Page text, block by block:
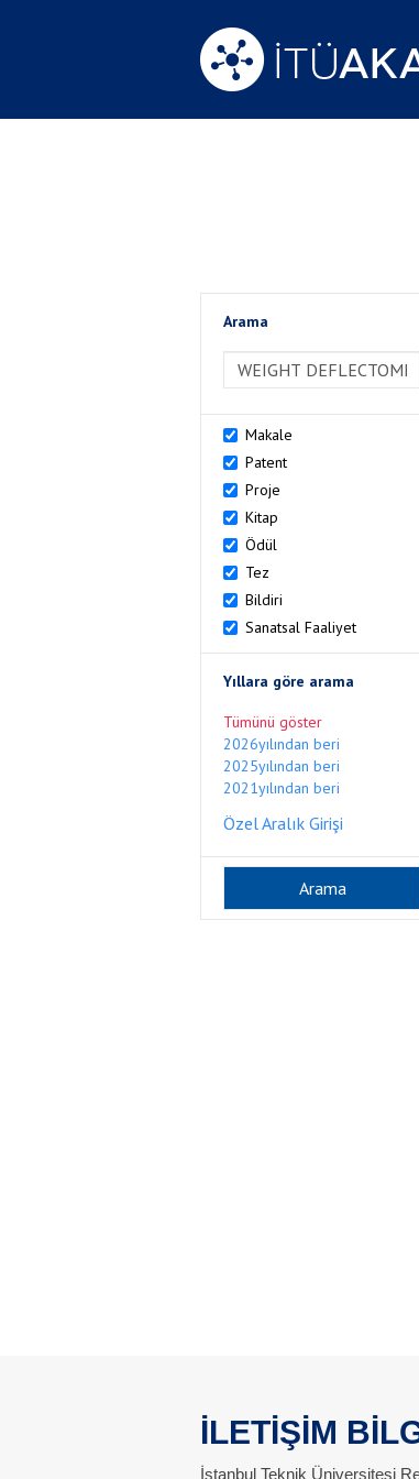
Arama
>Arama
Makale
Patent
Proje
Kitap
Ödül
Tez
Bildiri
Sanatsal Faaliyet
Yıllara göre arama
Tümünü göster
2026yılından beri
2025yılından beri
2021yılından beri
Özel Aralık Girişi
İLETİŞİM
İstanbul Teknik Üniversitesi